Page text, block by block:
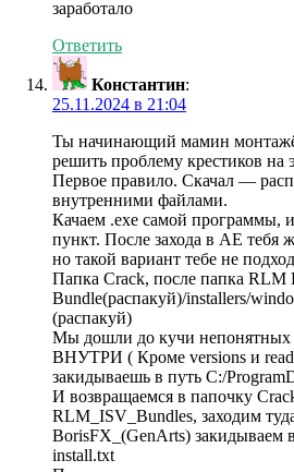
заработало
Ответить
Константин:
25.11.2024 в 21:04
Ты начинающий мамин
решить проблему крестиков на
Первое правило. Скачал —
внутренними файлами.
Качаем .exe самой программы,
пункт. После захода в АЕ тебя
но такой вариант тебе не
Папка Crack, после папка
Bundle(распакуй)/installers/
(распакуй)
Мы дошли до кучи
ВНУТРИ ( Кроме versions и
закидываешь в путь С:/
И возвращаемся в папочку
RLM_ISV_Bundles, заходим
BorisFX_(GenArts) закидываем
install.txt